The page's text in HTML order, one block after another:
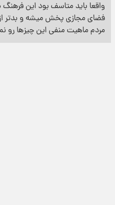
واقعا باید متاسف بود این
فضای مجازی پخش میشه و بدتر
مردم ماهیت منفی این چیزها رو